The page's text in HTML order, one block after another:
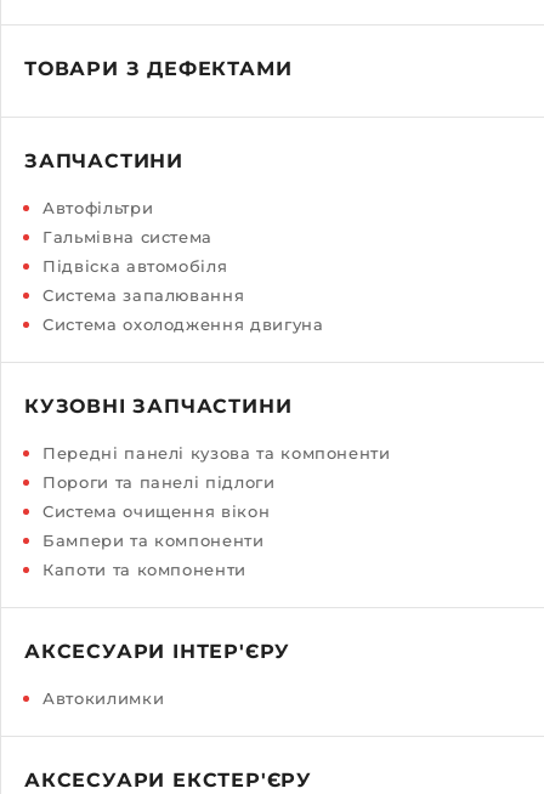
ТОВАРИ З ДЕФЕКТАМИ
ЗАПЧАСТИНИ
Автофільтри
Гальмівна система
Підвіска автомобіля
Система запалювання
Система охолодження двигуна
КУЗОВНІ ЗАПЧАСТИНИ
Передні панелі кузова та компоненти
Пороги та панелі підлоги
Система очищення вікон
Бампери та компоненти
Капоти та компоненти
АКСЕСУАРИ ІНТЕР'ЄРУ
Автокилимки
АКСЕСУАРИ ЕКСТЕР'ЄРУ